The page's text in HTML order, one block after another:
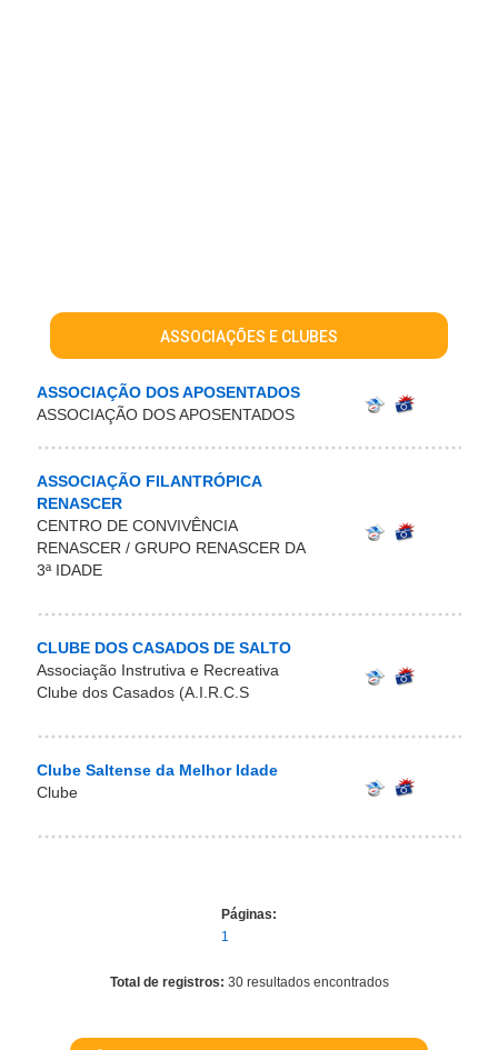
ASSOCIAÇÕES E CLUBES
ASSOCIAÇÃO DOS APOSENTADOS
ASSOCIAÇÃO DOS APOSENTADOS
ASSOCIAÇÃO FILANTRÓPICA
RENASCER
CENTRO DE CONVIVÊNCIA
RENASCER / GRUPO RENASCER DA
3ª IDADE
CLUBE DOS CASADOS DE SALTO
Associação Instrutiva e Recreativa
Clube dos Casados (A.I.R.C.S
Clube Saltense da Melhor Idade
Clube
Páginas:
1
Total de registros: 30 resultados encontrados